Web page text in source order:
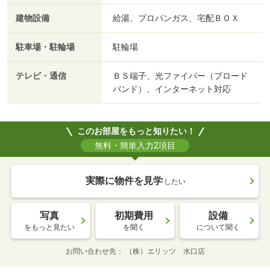
建物設備 給湯、プロパンガス、宅配ＢＯＸ
駐車場・駐輪場 駐輪場
テレビ・通信
ＢＳ端子、光ファイバー（ブロード
バンド）、インターネット対応
このお部屋をもっと知りたい！
無料・簡単入力2項目
実際に物件を見学 したい
写真
をもっと見たい
初期費用
を聞く
設備
について聞く
お問い合わせ先 （株）エリッツ 水口店